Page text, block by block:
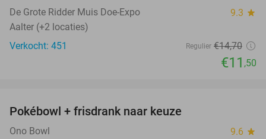
De Grote Ridder Muis Doe-Expo 9.3 star
Aalter (+2 locaties)
Verkocht: 451
Regulier €14,70
€11 ,50
Pokébowl + frisdrank naar keuze
Ono Bowl 9.6 star